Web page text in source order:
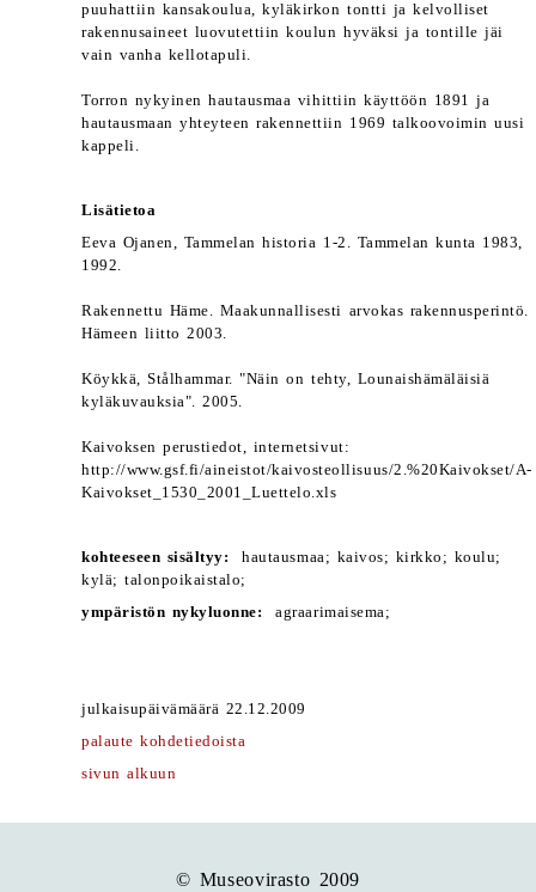
puuhattiin kansakoulua, kyläkirkon tontti ja kelvolliset
rakennusaineet luovutettiin koulun hyväksi ja tontille jäi
vain vanha kellotapuli.
Torron nykyinen hautausmaa vihittiin käyttöön 1891 ja
hautausmaan yhteyteen rakennettiin 1969 talkoovoimin uusi
kappeli.
Lisätietoa
Eeva Ojanen, Tammelan historia 1-2. Tammelan kunta 1983,
1992.
Rakennettu Häme. Maakunnallisesti arvokas rakennusperintö.
Hämeen liitto 2003.
Köykkä, Stålhammar. "Näin on tehty, Lounaishämäläisiä
kyläkuvauksia". 2005.
Kaivoksen perustiedot, internetsivut:
http://www.gsf.fi/aineistot/kaivosteollisuus/2.%20Kaivokset/A-
Kaivokset_1530_2001_Luettelo.xls
kohteeseen sisältyy: hautausmaa; kaivos; kirkko; koulu;
kylä; talonpoikaistalo;
ympäristön nykyluonne: agraarimaisema;
julkaisupäivämäärä 22.12.2009
palaute kohdetiedoista
sivun alkuun
© Museovirasto 2009